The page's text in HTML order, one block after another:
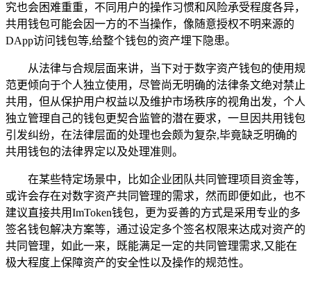
究也会困难重重，不同用户的操作习惯和风险承受程度各异，
共用钱包可能会因一方的不当操作，像随意授权不明来源的
DApp访问钱包等,给整个钱包的资产埋下隐患。
从法律与合规层面来讲，当下对于数字资产钱包的使用规
范更倾向于个人独立使用，尽管尚无明确的法律条文绝对禁止
共用，但从保护用户权益以及维护市场秩序的视角出发，个人
独立管理自己的钱包更契合监管的潜在要求，一旦因共用钱包
引发纠纷，在法律层面的处理也会颇为复杂,毕竟缺乏明确的
共用钱包的法律界定以及处理准则。
在某些特定场景中，比如企业团队共同管理项目资金等，
或许会存在对数字资产共同管理的需求，然而即便如此，也不
建议直接共用ImToken钱包，更为妥善的方式是采用专业的多
签名钱包解决方案等，通过设定多个签名权限来达成对资产的
共同管理，如此一来，既能满足一定的共同管理需求,又能在
极大程度上保障资产的安全性以及操作的规范性。